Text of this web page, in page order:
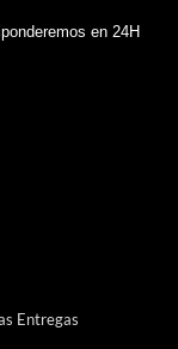
en 24H
Entregas